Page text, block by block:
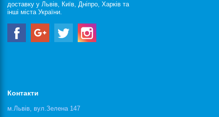
доставку у Львів, Київ, Дніпро, Харків та
інші міста України.
Контакти
м.Львів, вул.Зелена 147